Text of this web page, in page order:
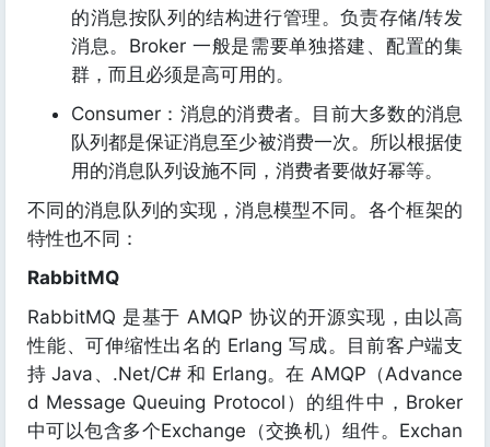
的消息按队列的结构进行管理。负责存储/转发
消息。Broker 一般是需要单独搭建、配置的集
群，而且必须是高可用的。
Consumer：消息的消费者。目前大多数的消息
队列都是保证消息至少被消费一次。所以根据使
用的消息队列设施不同，消费者要做好幂等。
不同的消息队列的实现，消息模型不同。各个框架的
特性也不同：
RabbitMQ
RabbitMQ 是基于 AMQP 协议的开源实现，由以高
性能、可伸缩性出名的 Erlang 写成。目前客户端支
持 Java、.Net/C# 和 Erlang。在 AMQP（Advance
d Message Queuing Protocol）的组件中，Broker
中可以包含多个Exchange（交换机）组件。Exchan